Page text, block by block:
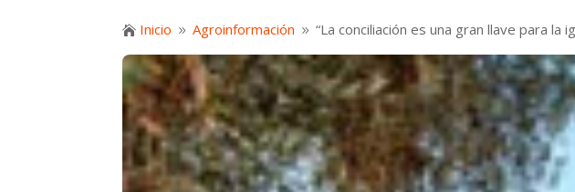
 Inicio 9 Agroinformación 9 “La conciliación es una gran llave para la